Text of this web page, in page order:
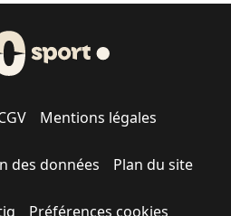
Mentions légales
des données Plan du site
Préférences cookies